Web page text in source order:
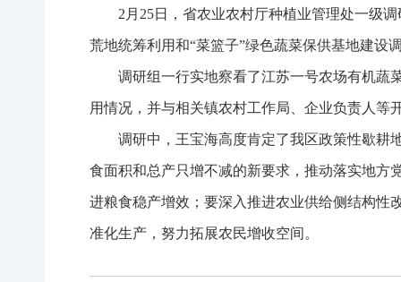
2月25日，省农业农村厅种植业管理处一级
荒地统筹利用和“菜篮子”绿色蔬菜保供基地建设
调研组一行实地察看了江苏一号农场有机蔬
用情况，并与相关镇农村工作局、企业负责人等
调研中，王宝海高度肯定了我区政策性歇耕
食面积和总产只增不减的新要求，推动落实地方
进粮食稳产增效；要深入推进农业供给侧结构性
准化生产，努力拓展农民增收空间。